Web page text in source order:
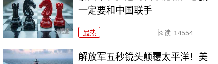
一定要和中国联手
最热 阅读 14554
解放军五秒镜头颠覆太平洋！美